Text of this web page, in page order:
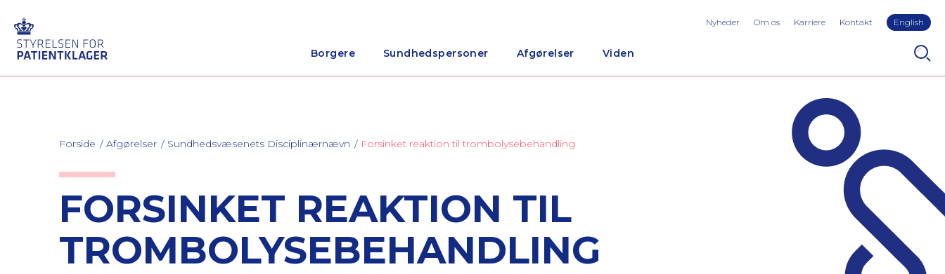
Borgere Sundhedspersoner Afgørelser Viden
Nyheder Om os Karriere Kontakt English
Forside Afgørelser Sundhedsvæsenets Disciplinærnævn Forsinket reaktion til trombolysebehandling
FORSINKET REAKTION TIL
TROMBOLYSEBEHANDLING